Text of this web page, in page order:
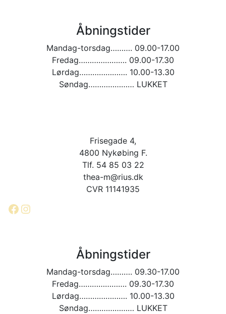
Åbningstider
Mandag-torsdag………. 09.00-17.00
Fredag…………………. 09.00-17.30
Lørdag…………………. 10.00-13.30
Søndag………………… LUKKET
Frisegade 4,
4800 Nykøbing F.
Tlf. 54 85 03 22
thea-m@rius.dk
CVR 11141935
Facebook
Instagram
Åbningstider
Mandag-torsdag………. 09.30-17.00
Fredag…………………. 09.30-17.30
Lørdag…………………. 10.00-13.30
Søndag………………… LUKKET